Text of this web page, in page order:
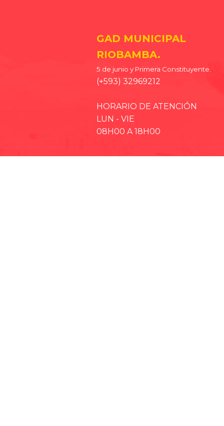
GAD MUNICIPAL
RIOBAMBA.
5 de junio y Primera Constituyente.
(+593) 32969212
HORARIO DE ATENCIÓN
LUN - VIE
08H00 A 18H00